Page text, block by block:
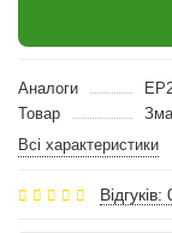
Аналоги
Товар
Всі характеристики
Відгуків: